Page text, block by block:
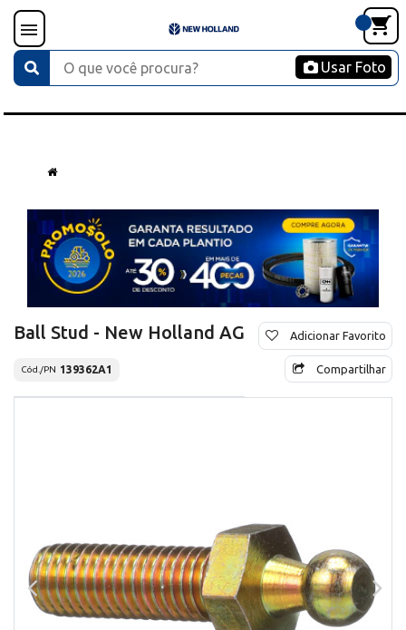
Usar Foto
Ball Stud - New Holland AG
Cód./PN 139362A1
Adicionar Favorito
Compartilhar